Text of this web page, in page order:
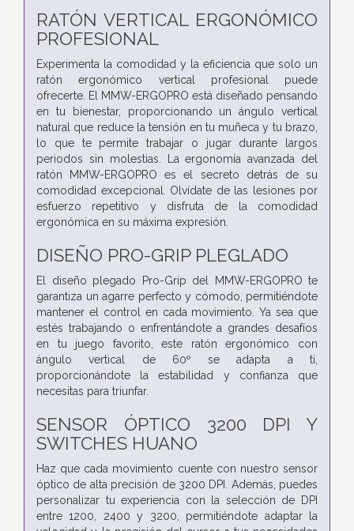
RATÓN VERTICAL ERGONÓMICO
PROFESIONAL
Experimenta la comodidad y la eficiencia que solo un
ratón ergonómico vertical profesional puede
ofrecerte. El MMW-ERGOPRO está diseñado pensando
en tu bienestar, proporcionando un ángulo vertical
natural que reduce la tensión en tu muñeca y tu brazo,
lo que te permite trabajar o jugar durante largos
periodos sin molestias. La ergonomía avanzada del
ratón MMW-ERGOPRO es el secreto detrás de su
comodidad excepcional. Olvídate de las lesiones por
esfuerzo repetitivo y disfruta de la comodidad
ergonómica en su máxima expresión.
DISEÑO PRO-GRIP PLEGLADO
El diseño plegado Pro-Grip del MMW-ERGOPRO te
garantiza un agarre perfecto y cómodo, permitiéndote
mantener el control en cada movimiento. Ya sea que
estés trabajando o enfrentándote a grandes desafíos
en tu juego favorito, este ratón ergonómico con
ángulo vertical de 60º se adapta a ti,
proporcionándote la estabilidad y confianza que
necesitas para triunfar.
SENSOR ÓPTICO 3200 DPI Y
SWITCHES HUANO
Haz que cada movimiento cuente con nuestro sensor
óptico de alta precisión de 3200 DPI. Además, puedes
personalizar tu experiencia con la selección de DPI
entre 1200, 2400 y 3200, permitiéndote adaptar la